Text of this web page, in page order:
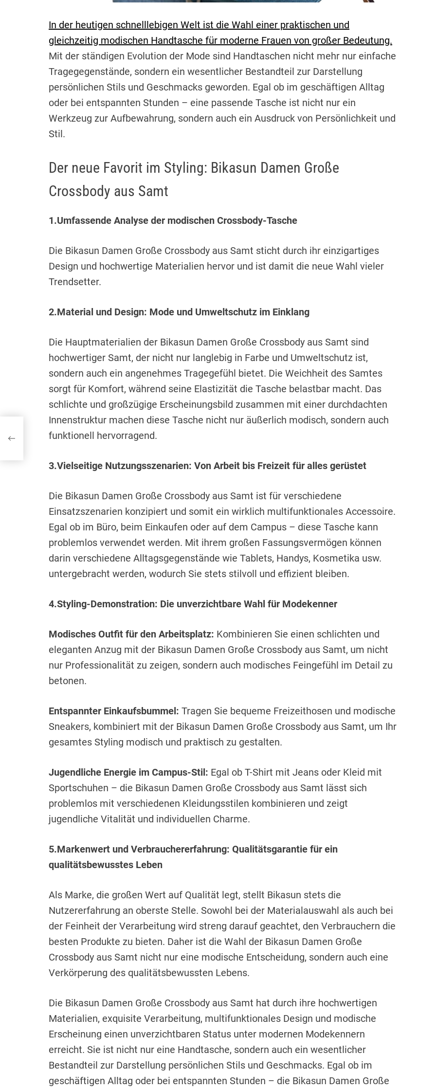
In der heutigen schnelllebigen Welt ist die Wahl einer praktischen und
gleichzeitig modischen Handtasche für moderne Frauen von großer Bedeutung.
Mit der ständigen Evolution der Mode sind Handtaschen nicht mehr nur einfache
Tragegegenstände, sondern ein wesentlicher Bestandteil zur Darstellung
persönlichen Stils und Geschmacks geworden. Egal ob im geschäftigen Alltag
oder bei entspannten Stunden – eine passende Tasche ist nicht nur ein
Werkzeug zur Aufbewahrung, sondern auch ein Ausdruck von Persönlichkeit und
Stil.
Der neue Favorit im Styling: Bikasun Damen Große
Crossbody aus Samt
1.Umfassende Analyse der modischen Crossbody-Tasche
Die Bikasun Damen Große Crossbody aus Samt sticht durch ihr einzigartiges
Design und hochwertige Materialien hervor und ist damit die neue Wahl vieler
Trendsetter.
2.Material und Design: Mode und Umweltschutz im Einklang
Die Hauptmaterialien der Bikasun Damen Große Crossbody aus Samt sind
hochwertiger Samt, der nicht nur langlebig in Farbe und Umweltschutz ist,
sondern auch ein angenehmes Tragegefühl bietet. Die Weichheit des Samtes
sorgt für Komfort, während seine Elastizität die Tasche belastbar macht. Das
schlichte und großzügige Erscheinungsbild zusammen mit einer durchdachten
Innenstruktur machen diese Tasche nicht nur äußerlich modisch, sondern auch
funktionell hervorragend.
3.Vielseitige Nutzungsszenarien: Von Arbeit bis Freizeit für alles gerüstet
Die Bikasun Damen Große Crossbody aus Samt ist für verschiedene
Einsatzszenarien konzipiert und somit ein wirklich multifunktionales Accessoire.
Egal ob im Büro, beim Einkaufen oder auf dem Campus – diese Tasche kann
problemlos verwendet werden. Mit ihrem großen Fassungsvermögen können
darin verschiedene Alltagsgegenstände wie Tablets, Handys, Kosmetika usw.
untergebracht werden, wodurch Sie stets stilvoll und effizient bleiben.
4.Styling-Demonstration: Die unverzichtbare Wahl für Modekenner
Modisches Outfit für den Arbeitsplatz: Kombinieren Sie einen schlichten und
eleganten Anzug mit der Bikasun Damen Große Crossbody aus Samt, um nicht
nur Professionalität zu zeigen, sondern auch modisches Feingefühl im Detail zu
betonen.
Entspannter Einkaufsbummel: Tragen Sie bequeme Freizeithosen und modische
Sneakers, kombiniert mit der Bikasun Damen Große Crossbody aus Samt, um Ihr
gesamtes Styling modisch und praktisch zu gestalten.
Jugendliche Energie im Campus-Stil: Egal ob T-Shirt mit Jeans oder Kleid mit
Sportschuhen – die Bikasun Damen Große Crossbody aus Samt lässt sich
problemlos mit verschiedenen Kleidungsstilen kombinieren und zeigt
jugendliche Vitalität und individuellen Charme.
5.Markenwert und Verbrauchererfahrung: Qualitätsgarantie für ein
qualitätsbewusstes Leben
Als Marke, die großen Wert auf Qualität legt, stellt Bikasun stets die
Nutzererfahrung an oberste Stelle. Sowohl bei der Materialauswahl als auch bei
der Feinheit der Verarbeitung wird streng darauf geachtet, den Verbrauchern die
besten Produkte zu bieten. Daher ist die Wahl der Bikasun Damen Große
Crossbody aus Samt nicht nur eine modische Entscheidung, sondern auch eine
Verkörperung des qualitätsbewussten Lebens.
Die Bikasun Damen Große Crossbody aus Samt hat durch ihre hochwertigen
Materialien, exquisite Verarbeitung, multifunktionales Design und modische
Erscheinung einen unverzichtbaren Status unter modernen Modekennern
erreicht. Sie ist nicht nur eine Handtasche, sondern auch ein wesentlicher
Bestandteil zur Darstellung persönlichen Stils und Geschmacks. Egal ob im
geschäftigen Alltag oder bei entspannten Stunden – die Bikasun Damen Große